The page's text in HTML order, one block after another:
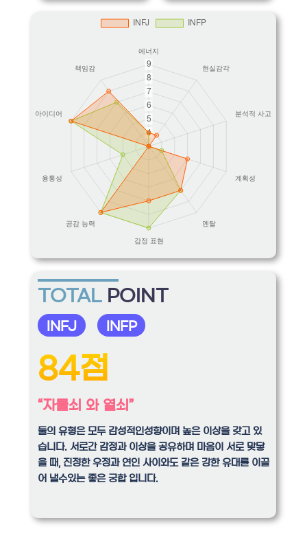
TOTAL POINT
INFJ INFP
84점
“자물쇠 와 열쇠”
둘의 유형은 모두 감성적인성향이며 높은 이상을 갖고 있
습니다. 서로간 감정과 이상을 공유하며 마음이 서로 맞닿
을 때, 진정한 우정과 연인 사이와도 같은 강한 유대를 이끌
어 낼수있는 좋은 궁합 입니다.